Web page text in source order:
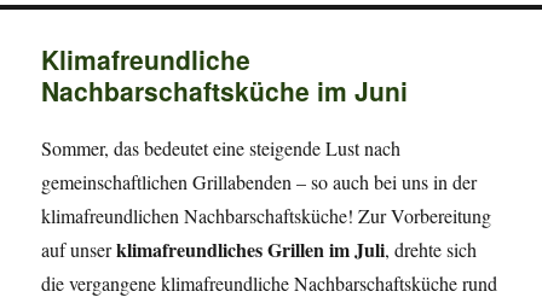
Klimafreundliche
Nachbarschaftsküche im Juni
Sommer, das bedeutet eine steigende Lust nach
gemeinschaftlichen Grillabenden – so auch bei uns in der
klimafreundlichen Nachbarschaftsküche! Zur Vorbereitung
auf unserklimafreundliches Grillen im Juli, drehte sich
die vergangene klimafreundliche Nachbarschaftsküche rund